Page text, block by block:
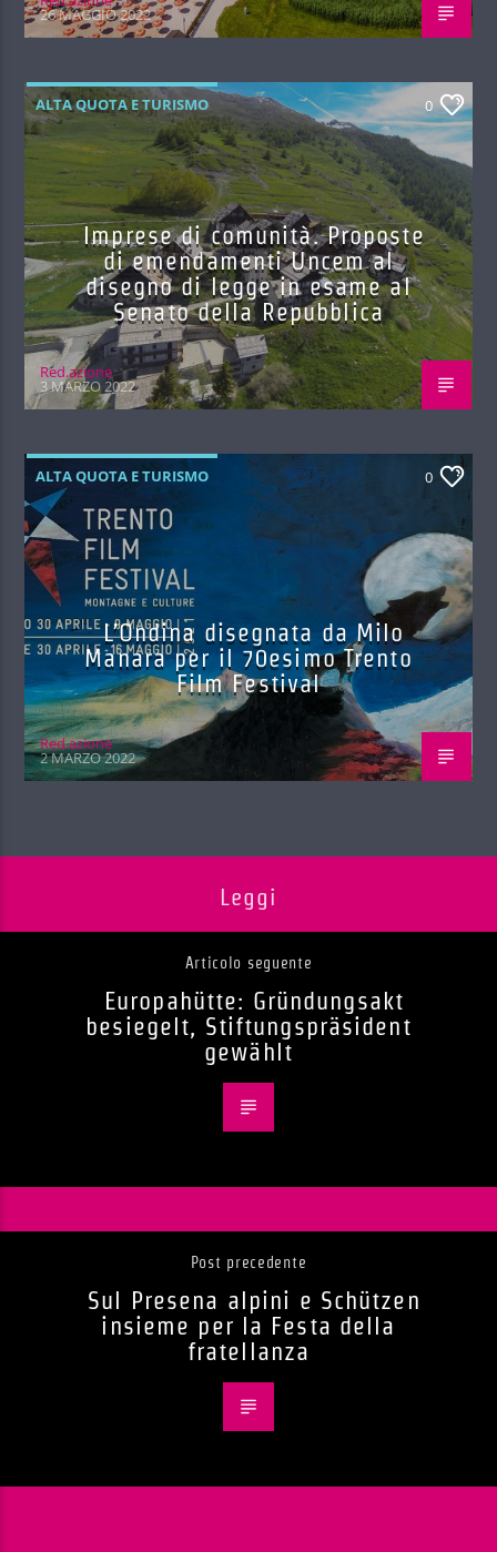
26 MAGGIO 2022
ALTA QUOTA E TURISMO 0
Imprese di comunità. Proposte
di emendamenti Uncem al
disegno di legge in esame al
Senato della Repubblica
Red.azione
3 MARZO 2022
ALTA QUOTA E TURISMO 0
L’Ondina disegnata da Milo
Manara per il 70esimo Trento
Film Festival
Red.azione
2 MARZO 2022
Leggi
Articolo seguente
Europahütte: Gründungsakt
besiegelt, Stiftungspräsident
gewählt
Post precedente
Sul Presena alpini e Schützen
insieme per la Festa della
fratellanza